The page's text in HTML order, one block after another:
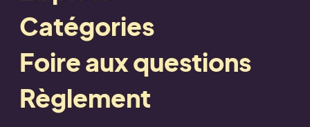
Catégories
Foire aux questions
Règlement
Retour
Retour